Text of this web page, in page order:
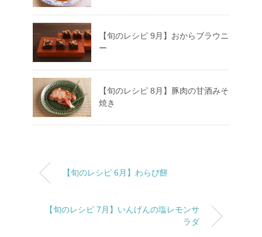
【旬のレシピ 9月】おからブラウニ
ー
【旬のレシピ 8月】豚肉の甘酒みそ
焼き
【旬のレシピ 6月】わらび餅
【旬のレシピ 7月】いんげんの塩レモンサ
ラダ